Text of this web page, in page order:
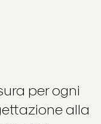
per ogni
alla